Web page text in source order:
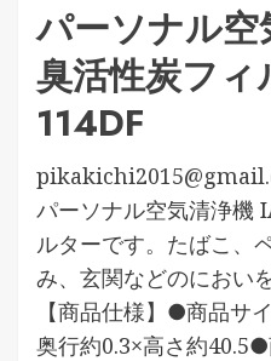
パーソナル
臭活性炭フィ
114DF
パーソナル空気清浄機
ルターです。たばこ、
み、玄関などのにおい
【商品仕様】●商品サ
奥行約0.3×高さ約